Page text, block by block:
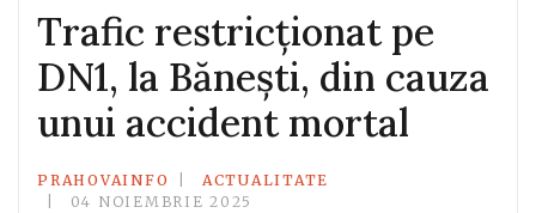
Trafic restricționat pe
DN1, la Bănești, din cauza
unui accident mortal
PRAHOVAINFO
ACTUALITATE
04 NOIEMBRIE 2025